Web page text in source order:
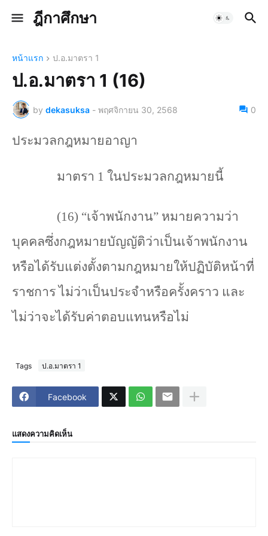
ฎีกาศึกษา
หน้าแรก ป.อ.มาตรา 1
ป.อ.มาตรา 1 (16)
by dekasuksa - พฤศจิกายน 30, 2568 0
ประมวลกฎหมายอาญา
มาตรา 1 ในประมวลกฎหมายนี้
(16) “เจ้าพนักงาน” หมายความว่า
บุคคลซึ่งกฎหมายบัญญัติว่าเป็นเจ้าพนักงาน
หรือได้รับแต่งตั้งตามกฎหมายให้ปฏิบัติหน้าที่
ราชการ ไม่ว่าเป็นประจำหรือครั้งคราว และ
ไม่ว่าจะได้รับค่าตอบแทนหรือไม่
Tags ป.อ.มาตรา 1
Facebook
แสดงความคิดเห็น